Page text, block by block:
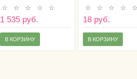
1 535 руб.
В КОРЗИНУ
см), Россия
18 руб.
В КОРЗИНУ